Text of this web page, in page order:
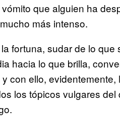
que alguien ha
más intenso.
fortuna, sudar de lo
hacia lo que brilla,
con ello,
los tópicos vulgares